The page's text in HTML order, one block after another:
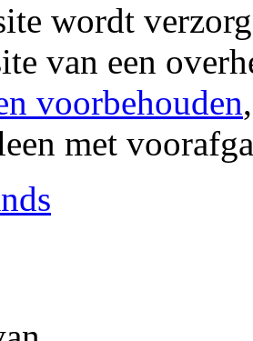
wordt
van een
voorbehouden
met